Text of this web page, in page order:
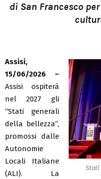
di San Francesco
Stati
Assisi,
15/06/2026 –
Assisi ospiterà
nel 2027 gli
“Stati generali
della bellezza”,
promossi dalle
Autonomie
Locali Italiane
(ALI). La